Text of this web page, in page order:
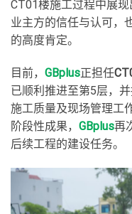
CT01楼施工过程中展
业主方的信任与认可，
的高度肯定。
目前， GBplus正担任
已顺利推进至第5层，
施工质量及现场管理工
阶段性成果， GBplus再
后续工程的建设任务。